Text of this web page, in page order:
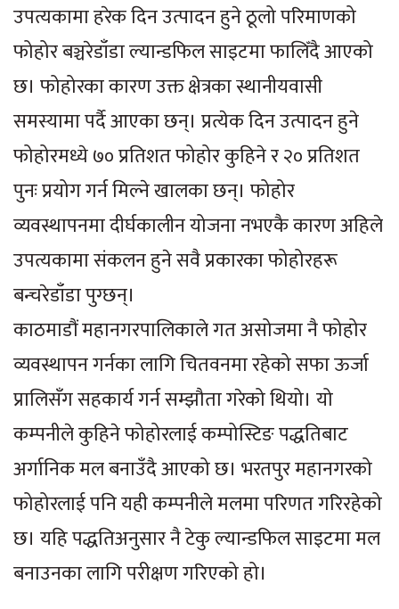
उपत्यकामा हरेक दिन उत्पादन हुने ठूलो परिमाणको
फोहोर बञ्चरेडाँडा ल्यान्डफिल साइटमा फालिँदै आएको
छ। फोहोरका कारण उक्त क्षेत्रका स्थानीयवासी
समस्यामा पर्दै आएका छन्। प्रत्येक दिन उत्पादन हुने
फोहोरमध्ये ७० प्रतिशत फोहोर कुहिने र २० प्रतिशत
पुनः प्रयोग गर्न मिल्ने खालका छन्। फोहोर
व्यवस्थापनमा दीर्घकालीन योजना नभएकै कारण अहिले
उपत्यकामा संकलन हुने सवै प्रकारका फोहोरहरू
बन्चरेडाँडा पुग्छन्।
काठमाडौं महानगरपालिकाले गत असोजमा नै फोहोर
व्यवस्थापन गर्नका लागि चितवनमा रहेको सफा ऊर्जा
प्रालिसँग सहकार्य गर्न सम्झौता गरेको थियो। यो
कम्पनीले कुहिने फोहोरलाई कम्पोस्टिङ पद्धतिबाट
अर्गानिक मल बनाउँदै आएको छ। भरतपुर महानगरको
फोहोरलाई पनि यही कम्पनीले मलमा परिणत गरिरहेको
छ। यहि पद्धतिअनुसार नै टेकु ल्यान्डफिल साइटमा मल
बनाउनका लागि परीक्षण गरिएको हो।